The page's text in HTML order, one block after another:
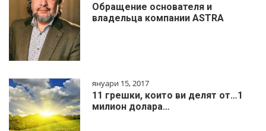
Обращение основателя и
владельца компании ASTRA
януари 15, 2017
11 грешки, които ви делят от…1
милиoн дoлapa…